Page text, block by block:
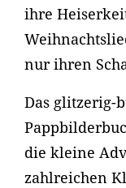
ihre
nur ihren
Das glitzerig-
die kleine
zahlreichen